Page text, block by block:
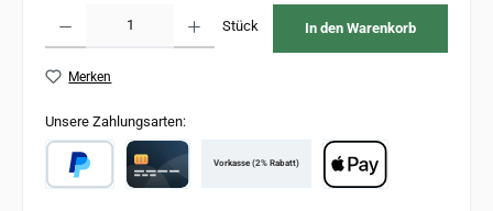
Stück In den Warenkorb
Merken
Unsere Zahlungsarten:
Vorkasse (2% Rabatt)